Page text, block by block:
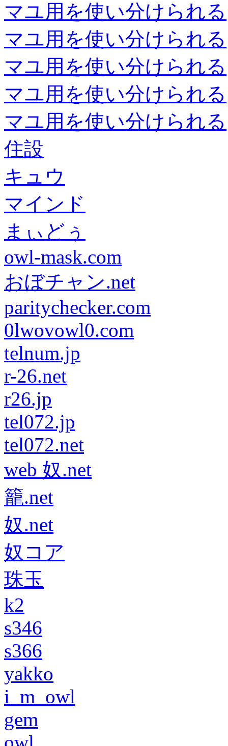
マユ用を使い分けられる
マユ用を使い分けられる
マユ用を使い分けられる
マユ用を使い分けられる
マユ用を使い分けられる
住設
キュウ
マインド
まぃどぅ
owl-mask.com
おぼチャン.net
paritychecker.com
0lwovowl0.com
telnum.jp
r-26.net
r26.jp
tel072.jp
tel072.net
web 奴.net
籠.net
奴.net
奴コア
珠玉
k2
s346
s366
yakko
i_m_owl
gem